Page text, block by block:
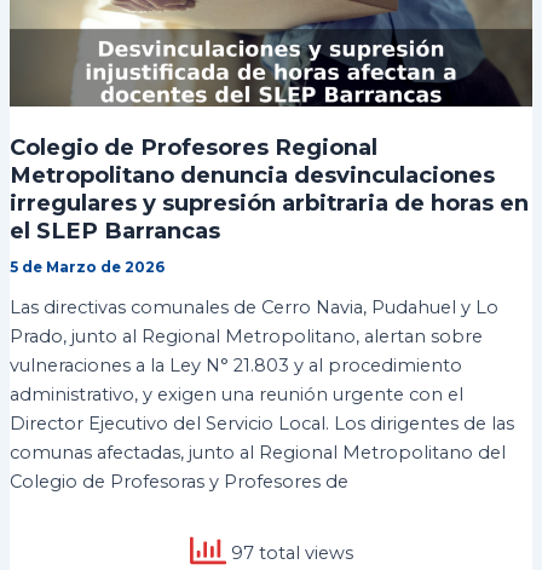
Colegio de Profesores Regional
Metropolitano denuncia desvinculaciones
irregulares y supresión arbitraria de horas en
el SLEP Barrancas
5 de Marzo de 2026
Las directivas comunales de Cerro Navia, Pudahuel y Lo
Prado, junto al Regional Metropolitano, alertan sobre
vulneraciones a la Ley N° 21.803 y al procedimiento
administrativo, y exigen una reunión urgente con el
Director Ejecutivo del Servicio Local. Los dirigentes de las
comunas afectadas, junto al Regional Metropolitano del
Colegio de Profesoras y Profesores de
97 total views